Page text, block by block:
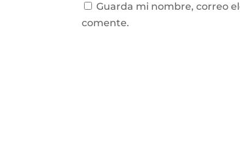
Guarda mi nombre, correo
comente.